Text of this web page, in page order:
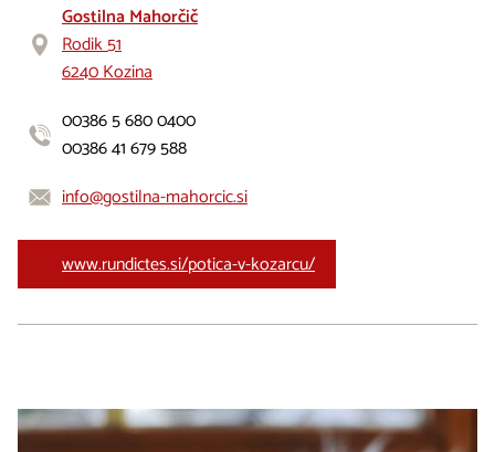
Gostilna Mahorčič
Rodik 51
6240 Kozina
00386 5 680 0400
00386 41 679 588
info@gostilna-mahorcic.si
www.rundictes.si/potica-v-kozarcu/